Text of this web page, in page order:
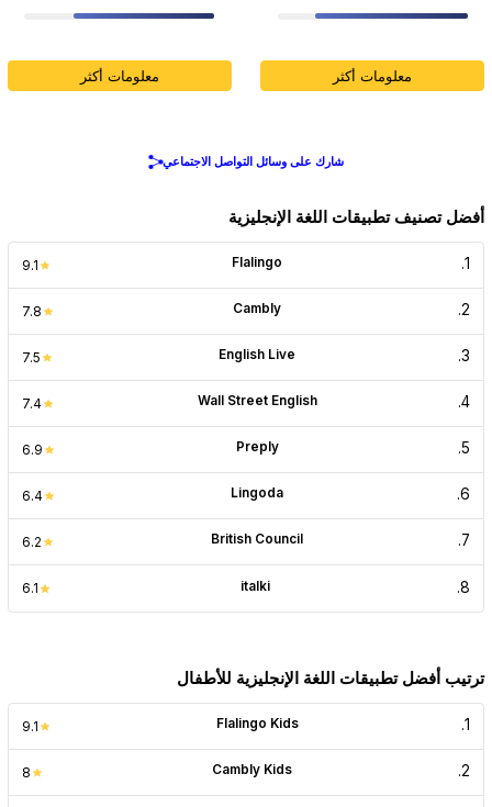
معلومات أكثر معلومات أكثر
شارك على وسائل التواصل الاجتماعي
أفضل تصنيف تطبيقات اللغة الإنجليزية
.
Flalingo
9.1
2
.
Cambly
7.8
3
.
English Live
7.5
4
.
Wall Street English
7.4
5
.
Preply
6.9
6
.
Lingoda
6.4
7
.
British Council
6.2
8
.
italki
6.1
ترتيب أفضل تطبيقات اللغة الإنجليزية للأطفال
.
Flalingo Kids
9.1
2
.
Cambly Kids
8